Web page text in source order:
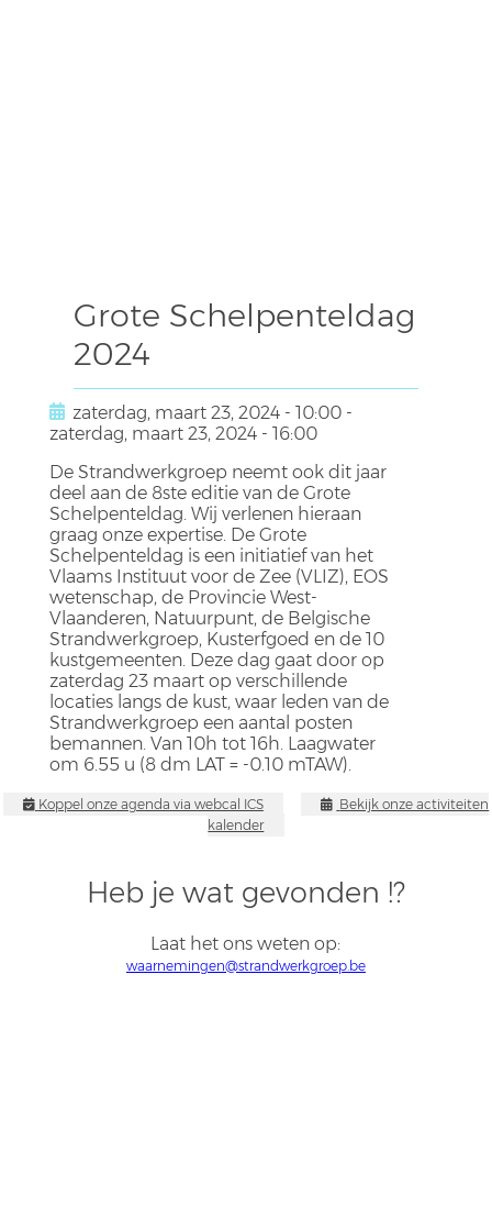
Grote Schelpenteldag
2024
zaterdag, maart 23, 2024 - 10:00-
zaterdag, maart 23, 2024 - 16:00
De Strandwerkgroep neemt ook dit jaar
deel aan de 8ste editie van de Grote
Schelpenteldag. Wij verlenen hieraan
graag onze expertise. De Grote
Schelpenteldag is een initiatief van het
Vlaams Instituut voor de Zee (VLIZ), EOS
wetenschap, de Provincie West-
Vlaanderen, Natuurpunt, de Belgische
Strandwerkgroep, Kusterfgoed en de 10
kustgemeenten. Deze dag gaat door op
zaterdag 23 maart op verschillende
locaties langs de kust, waar leden van de
Strandwerkgroep een aantal posten
bemannen. Van 10h tot 16h. Laagwater
om 6.55 u (8 dm LAT = -0.10 mTAW).
Koppel onze agenda via webcal ICS
Bekijk onze activiteiten
kalender
Heb je wat gevonden !?
Laat het ons weten op:
waarnemingen@strandwerkgroep.be